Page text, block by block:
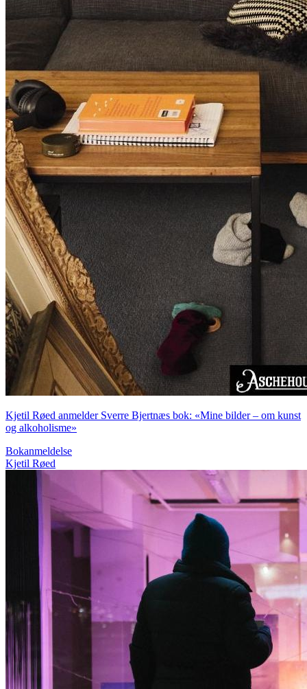
Kjetil Røed anmelder Sverre Bjertnæs bok: «Mine bilder – om kunst
og alkoholisme»
Bokanmeldelse
Kjetil Røed